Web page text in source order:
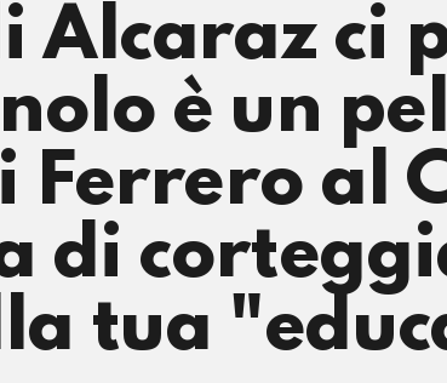
Alcaraz ci
è un
al
di
tua